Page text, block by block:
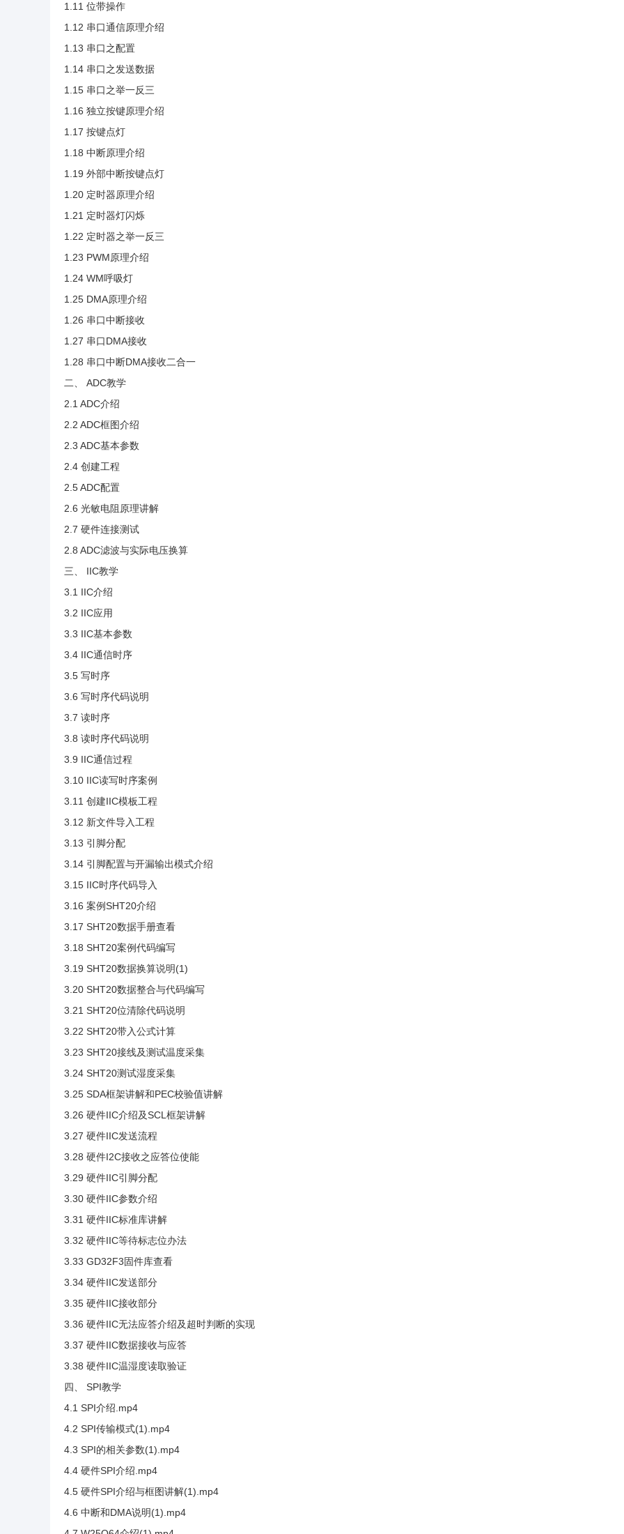
1.11 位带操作
1.12 串口通信原理介绍
1.13 串口之配置
1.14 串口之发送数据
1.15 串口之举一反三
1.16 独立按键原理介绍
1.17 按键点灯
1.18 中断原理介绍
1.19 外部中断按键点灯
1.20 定时器原理介绍
1.21 定时器灯闪烁
1.22 定时器之举一反三
1.23 PWM原理介绍
1.24 WM呼吸灯
1.25 DMA原理介绍
1.26 串口中断接收
1.27 串口DMA接收
1.28 串口中断DMA接收二合一
二、 ADC教学
2.1 ADC介绍
2.2 ADC框图介绍
2.3 ADC基本参数
2.4 创建工程
2.5 ADC配置
2.6 光敏电阻原理讲解
2.7 硬件连接测试
2.8 ADC滤波与实际电压换算
三、 IIC教学
3.1 IIC介绍
3.2 IIC应用
3.3 IIC基本参数
3.4 IIC通信时序
3.5 写时序
3.6 写时序代码说明
3.7 读时序
3.8 读时序代码说明
3.9 IIC通信过程
3.10 IIC读写时序案例
3.11 创建IIC模板工程
3.12 新文件导入工程
3.13 引脚分配
3.14 引脚配置与开漏输出模式介绍
3.15 IIC时序代码导入
3.16 案例SHT20介绍
3.17 SHT20数据手册查看
3.18 SHT20案例代码编写
3.19 SHT20数据换算说明(1)
3.20 SHT20数据整合与代码编写
3.21 SHT20位清除代码说明
3.22 SHT20带入公式计算
3.23 SHT20接线及测试温度采集
3.24 SHT20测试湿度采集
3.25 SDA框架讲解和PEC校验值讲解
3.26 硬件IIC介绍及SCL框架讲解
3.27 硬件IIC发送流程
3.28 硬件I2C接收之应答位使能
3.29 硬件IIC引脚分配
3.30 硬件IIC参数介绍
3.31 硬件IIC标准库讲解
3.32 硬件IIC等待标志位办法
3.33 GD32F3固件库查看
3.34 硬件IIC发送部分
3.35 硬件IIC接收部分
3.36 硬件IIC无法应答介绍及超时判断的实现
3.37 硬件IIC数据接收与应答
3.38 硬件IIC温湿度读取验证
四、 SPI教学
4.1 SPI介绍.mp4
4.2 SPI传输模式(1).mp4
4.3 SPI的相关参数(1).mp4
4.4 硬件SPI介绍.mp4
4.5 硬件SPI介绍与框图讲解(1).mp4
4.6 中断和DMA说明(1).mp4